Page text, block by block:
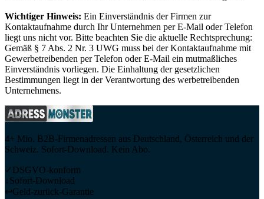
Wichtiger Hinweis: Ein Einverständnis der Firmen zur
Kontaktaufnahme durch Ihr Unternehmen per E-Mail oder Telefon
liegt uns nicht vor. Bitte beachten Sie die aktuelle Rechtsprechung:
Gemäß § 7 Abs. 2 Nr. 3 UWG muss bei der Kontaktaufnahme mit
Gewerbetreibenden per Telefon oder E-Mail ein mutmaßliches
Einverständnis vorliegen. Die Einhaltung der gesetzlichen
Bestimmungen liegt in der Verantwortung des werbetreibenden
Unternehmens.
4+ Mio. B2B-Firmenadressen aus Deutschland, Österreich und der
Schweiz. Sofort-Download. Kein Abo.
✓ DSGVO-konform
↓Sofort-Download
↩Geld-zurück-Garantie